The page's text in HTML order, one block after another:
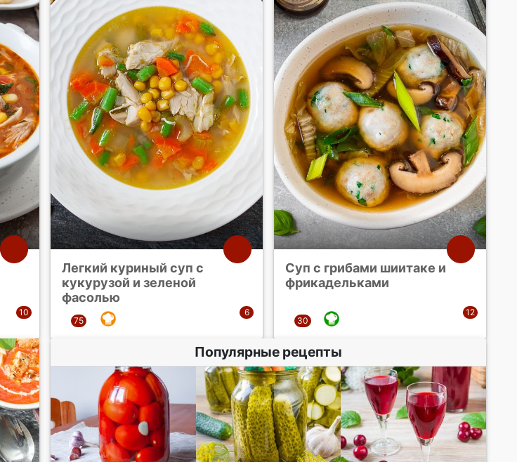
Легкий куриный суп с
кукурузой и зеленой
фасолью
Суп с грибами шиитаке и
фрикадельками
Популярные рецепты